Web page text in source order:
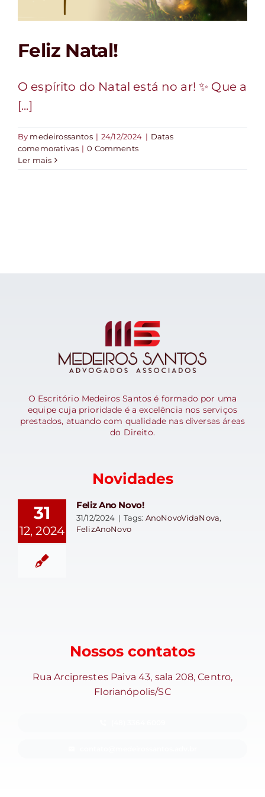
Feliz Natal!
O espírito do Natal está no ar! ✨ Que a
[...]
By medeirossantos | 24/12/2024 | Datas
comemorativas | 0 Comments
Ler mais
O Escritório Medeiros Santos é formado por uma
equipe cuja prioridade é a excelência nos serviços
prestados, atuando com qualidade nas diversas áreas
do Direito.
Novidades
31
12, 2024
Feliz Ano Novo!
31/12/2024 | Tags: AnoNovoVidaNova,
FelizAnoNovo
Nossos contatos
Rua Arciprestes Paiva 43, sala 208, Centro,
Florianópolis/SC